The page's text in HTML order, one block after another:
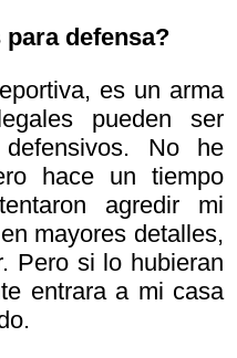
defensa?
es un arma
pueden ser
No he
hace un tiempo
agredir mi
mayores detalles,
Pero si lo hubieran
entrara a mi casa